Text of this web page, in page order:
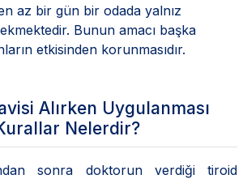
az bir gün bir odada yalnız
Bunun amacı başka
etkisinden korunmasıdır.
Alırken Uygulanması
Nelerdir?
sonra doktorun verdiği tiroid